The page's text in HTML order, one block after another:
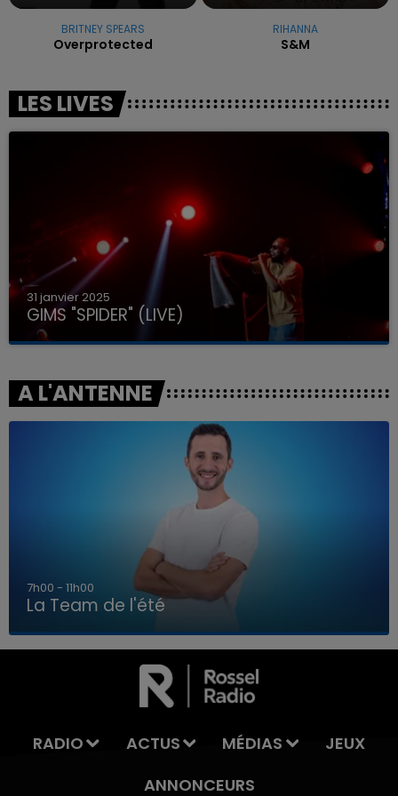
LA TEAM DE L'ÉTÉ
BRITNEY SPEARS
Overprotected
RIHANNA
S&m
LES LIVES
31 janvier 2025
GIMS "SPIDER" (LIVE)
A L'ANTENNE
7h00 - 11h00
La Team de l'été
RADIO ACTUS MÉDIAS
JEUX
ANNONCEURS